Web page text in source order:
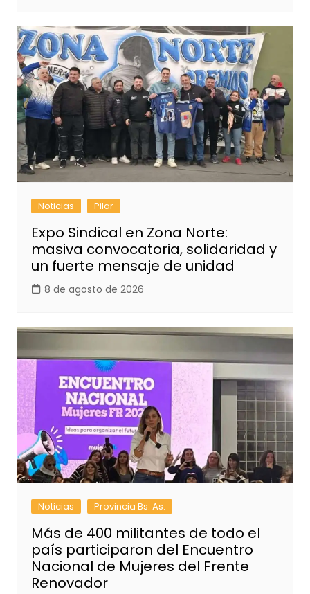
Noticias Pilar
Expo Sindical en Zona Norte:
masiva convocatoria, solidaridad y
un fuerte mensaje de unidad
8 de agosto de 2026
Noticias Provincia Bs. As.
Más de 400 militantes de todo el
país participaron del Encuentro
Nacional de Mujeres del Frente
Renovador